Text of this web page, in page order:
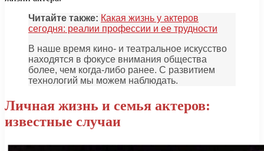
Читайте также: Какая жизнь у актеров
сегодня: реалии профессии и ее трудности
В наше время кино- и театральное искусство
находятся в фокусе внимания общества
более, чем когда-либо ранее. С развитием
технологий мы можем наблюдать.
Личная жизнь и семья актеров:
известные случаи